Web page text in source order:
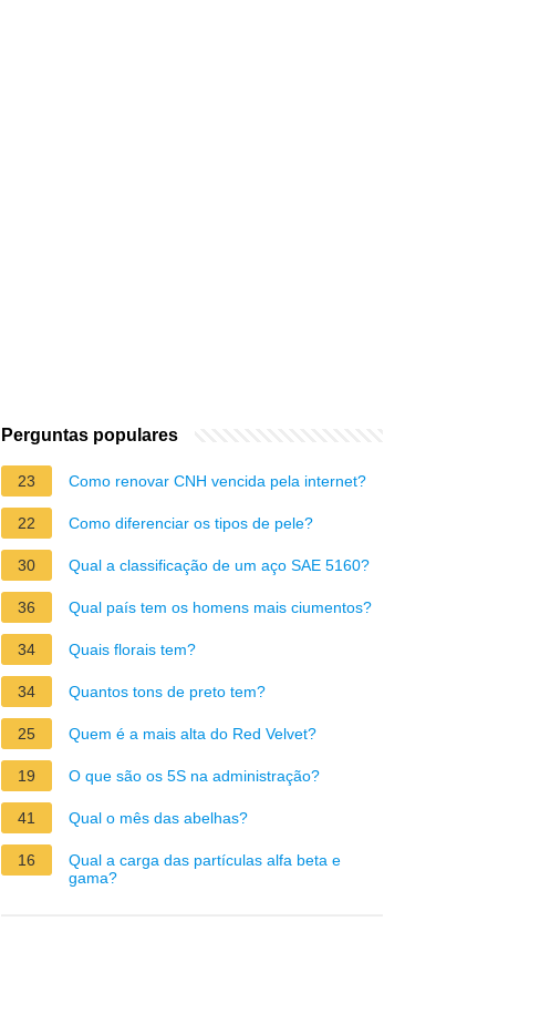
Perguntas populares
23 Como renovar CNH vencida pela internet?
22 Como diferenciar os tipos de pele?
30 Qual a classificação de um aço SAE 5160?
36 Qual país tem os homens mais ciumentos?
34 Quais florais tem?
34 Quantos tons de preto tem?
25 Quem é a mais alta do Red Velvet?
19 O que são os 5S na administração?
41 Qual o mês das abelhas?
16
Qual a carga das partículas alfa beta e
gama?